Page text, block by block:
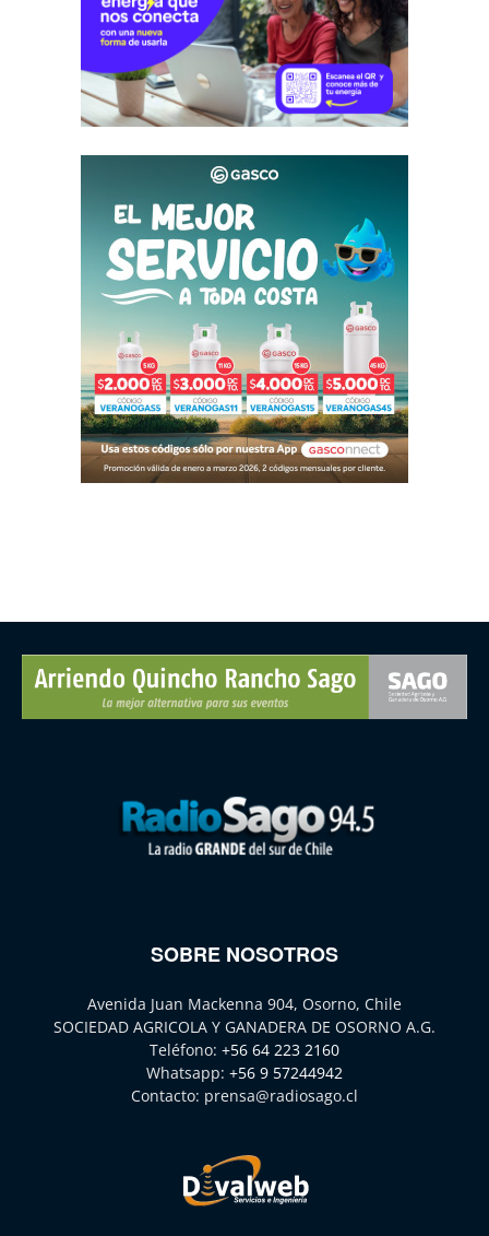
SOBRE NOSOTROS
Avenida Juan Mackenna 904, Osorno, Chile
SOCIEDAD AGRICOLA Y GANADERA DE OSORNO A.G.
Teléfono: +56 64 223 2160
Whatsapp: +56 9 57244942
Contacto: prensa@radiosago.cl